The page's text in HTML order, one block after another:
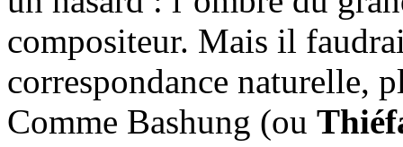
compositeur. Mais il
correspondance naturelle,
Comme Bashung (ou